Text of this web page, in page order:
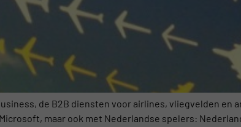
de B2B diensten voor airlines, vliegvelden
maar ook met Nederlandse spelers: